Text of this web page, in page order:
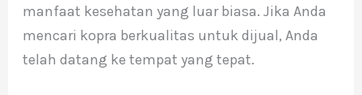
manfaat kesehatan yang luar biasa. Jika Anda
mencari kopra berkualitas untuk dijual, Anda
telah datang ke tempat yang tepat.